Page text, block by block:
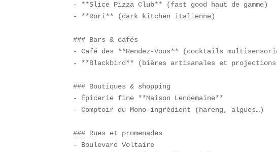
- **Slice Pizza Club** (fast good haut de gamme)
- **Rori** (dark kitchen italienne)
### Bars & cafés
- Café des **Rendez-Vous** (cocktails
- **Blackbird** (bières artisanales et
### Boutiques & shopping
- Épicerie fine **Maison Lendemaine**
- Comptoir du Mono-ingrédient (hareng, algues…)
### Rues et promenades
- Boulevard Voltaire